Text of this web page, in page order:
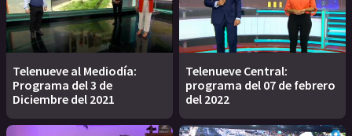
Telenueve al Mediodía:
Programa del 3 de
Diciembre del 2021
Telenueve Central:
programa del 07 de febrero
del 2022